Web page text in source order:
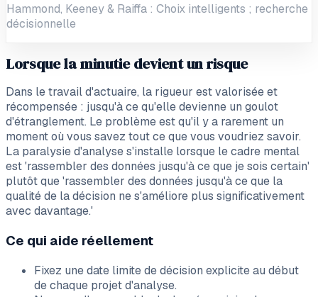
Hammond, Keeney & Raiffa : Choix intelligents ; recherche
décisionnelle
Lorsque la minutie devient un risque
Dans le travail d'actuaire, la rigueur est valorisée et
récompensée : jusqu'à ce qu'elle devienne un goulot
d'étranglement. Le problème est qu'il y a rarement un
moment où vous savez tout ce que vous voudriez savoir.
La paralysie d'analyse s'installe lorsque le cadre mental
est 'rassembler des données jusqu'à ce que je sois certain'
plutôt que 'rassembler des données jusqu'à ce que la
qualité de la décision ne s'améliore plus significativement
avec davantage.'
Ce qui aide réellement
Fixez une date limite de décision explicite au début
de chaque projet d'analyse.